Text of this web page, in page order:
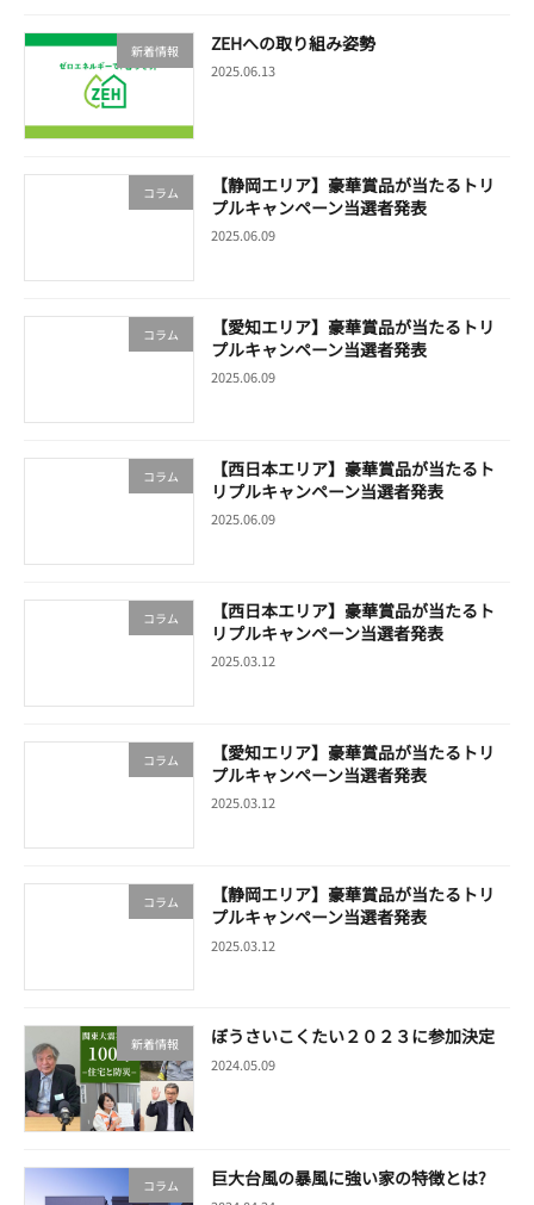
新着情報 ZEHへの取り組み姿勢
2025.06.13
コラム
【静岡エリア】豪華賞品が当たるトリ
プルキャンペーン当選者発表
2025.06.09
コラム
【愛知エリア】豪華賞品が当たるトリ
プルキャンペーン当選者発表
2025.06.09
コラム
【西日本エリア】豪華賞品が当たるト
リプルキャンペーン当選者発表
2025.06.09
コラム
【西日本エリア】豪華賞品が当たるト
リプルキャンペーン当選者発表
2025.03.12
コラム
【愛知エリア】豪華賞品が当たるトリ
プルキャンペーン当選者発表
2025.03.12
コラム
【静岡エリア】豪華賞品が当たるトリ
プルキャンペーン当選者発表
2025.03.12
新着情報 ぼうさいこくたい２０２３に参加決定
2024.05.09
コラム 巨大台風の暴風に強い家の特徴とは?